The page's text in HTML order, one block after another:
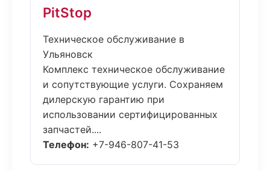
PitStop
Техническое обслуживание в
Ульяновск
Комплекс техническое обслуживание
и сопутствующие услуги. Сохраняем
дилерскую гарантию при
использовании сертифицированных
запчастей....
Телефон: +7-946-807-41-53